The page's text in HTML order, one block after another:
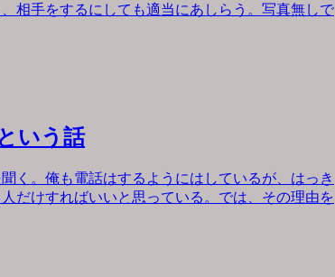
相手をするにしても適当にあしらう。写真無しで
いう話
く。俺も電話はするようにはしているが、はっき
だけすればいいと思っている。では、その理由を